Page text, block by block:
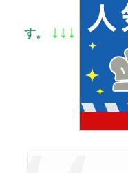
す。 ↓↓↓